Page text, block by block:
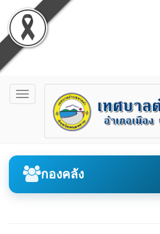
Toggle
navigation
กองคลัง